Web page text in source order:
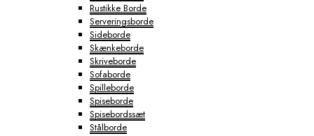
Rustikke Borde
Serveringsborde
Sideborde
Skænkeborde
Skriveborde
Sofaborde
Spilleborde
Spiseborde
Spisebordssæt
Stålborde